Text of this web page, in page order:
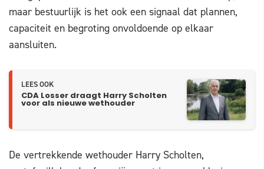
maar bestuurlijk is het ook een signaal dat plannen,
capaciteit en begroting onvoldoende op elkaar
aansluiten.
LEES OOK
CDA Losser draagt Harry Scholten
voor als nieuwe wethouder
De vertrekkende wethouder Harry Scholten,